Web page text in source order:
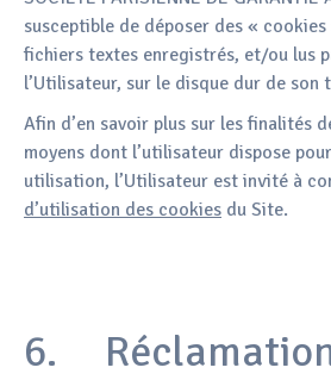
susceptible de déposer des «
fichiers textes enregistrés, et/ou lus
l’Utilisateur, sur le disque dur de son
Afin d’en savoir plus sur les finalités
moyens dont l’utilisateur dispose
utilisation, l’Utilisateur est invité à
d’utilisation des cookies du Site.
6.